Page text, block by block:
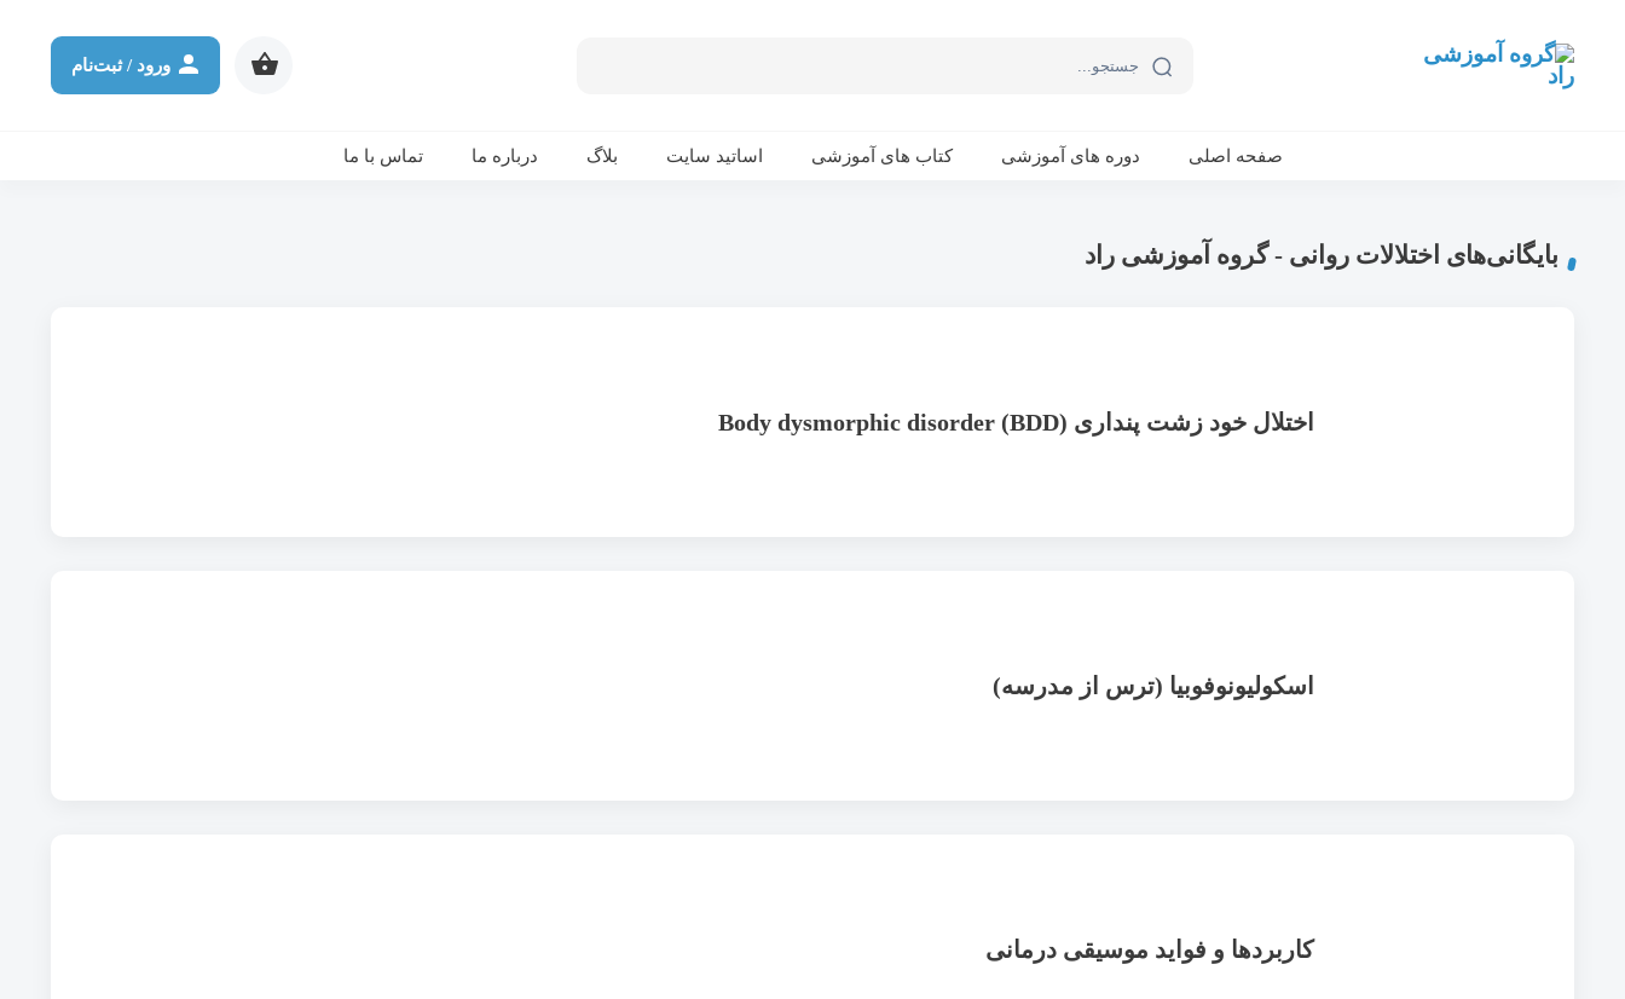
ورود / ثبت‌نام
صفحه اصلی دوره های آموزشی کتاب های آموزشی اساتید سایت بلاگ درباره ما تماس با ما
بایگانی‌های اختلالات روانی - گروه آموزشی راد
اختلال خود زشت پنداری (BDD) Body dysmorphic disorder
اسکولیونوفوبیا (ترس از مدرسه)
کاربردها و فواید موسیقی درمانی